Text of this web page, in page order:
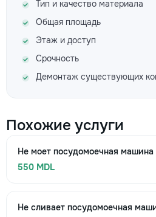
Тип и качество материала
Общая площадь
Этаж и доступ
Срочность
Демонтаж существующих
Похожие услуги
Не моет посудомоечная машина
550 MDL
Не сливает посудомоечная